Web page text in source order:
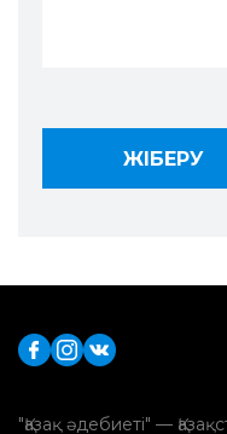
"Қазақ әдебиеті" —